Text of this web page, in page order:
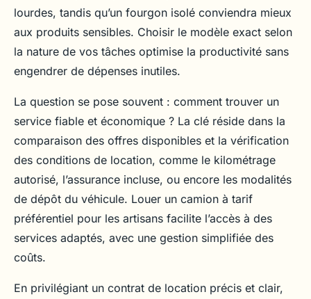
lourdes, tandis qu’un fourgon isolé conviendra mieux
aux produits sensibles. Choisir le modèle exact selon
la nature de vos tâches optimise la productivité sans
engendrer de dépenses inutiles.
La question se pose souvent : comment trouver un
service fiable et économique ? La clé réside dans la
comparaison des offres disponibles et la vérification
des conditions de location, comme le kilométrage
autorisé, l’assurance incluse, ou encore les modalités
de dépôt du véhicule. Louer un camion à tarif
préférentiel pour les artisans facilite l’accès à des
services adaptés, avec une gestion simplifiée des
coûts.
En privilégiant un contrat de location précis et clair,